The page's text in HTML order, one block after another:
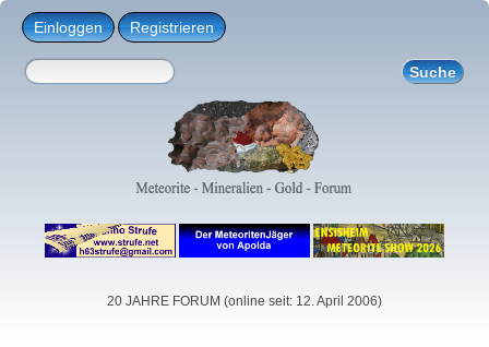
Einloggen Registrieren
20 JAHRE FORUM (online seit: 12. April 2006)